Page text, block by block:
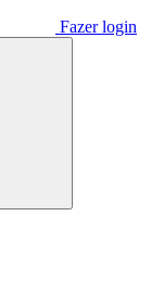
Fazer login